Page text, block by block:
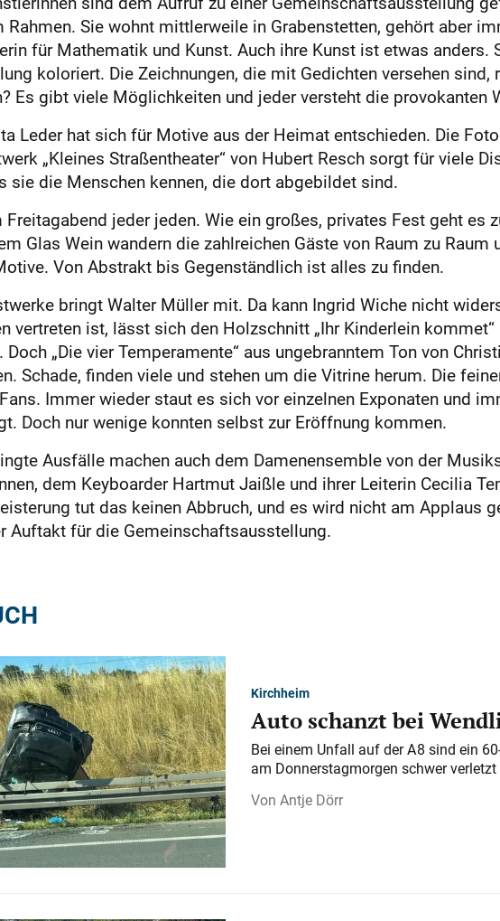
Rahmen. Sie wohnt mittlerweile in Grabenstetten, gehört aber
für Mathematik und Kunst. Auch ihre Kunst ist etwas
koloriert. Die Zeichnungen, die mit Gedichten versehen
Es gibt viele Möglichkeiten und jeder versteht die provokanten
Leder hat sich für Motive aus der Heimat entschieden. Die
„Kleines Straßentheater“ von Hubert Resch sorgt für viele
sie die Menschen kennen, die dort abgebildet sind.
Freitagabend jeder jeden. Wie ein großes, privates Fest geht es
Glas Wein wandern die zahlreichen Gäste von Raum zu
Von Abstrakt bis Gegenständlich ist alles zu finden.
bringt Walter Müller mit. Da kann Ingrid Wiche nicht
vertreten ist, lässt sich den Holzschnitt „Ihr Kinderlein
„Die vier Temperamente“ aus ungebranntem Ton von
Schade, finden viele und stehen um die Vitrine herum. Die
Immer wieder staut es sich vor einzelnen Exponaten und
Doch nur wenige konnten selbst zur Eröffnung kommen.
Ausfälle machen auch dem Damenensemble von der
dem Keyboarder Hartmut Jaißle und ihrer Leiterin Cecilia
tut das keinen Abbruch, und es wird nicht am Applaus
Auftakt für die Gemeinschaftsausstellung.
Kirchheim
Auto schanzt bei
Bei einem Unfall auf der A 8 sind ein
am Donnerstagmorgen schwer verletzt
Antje Dörr